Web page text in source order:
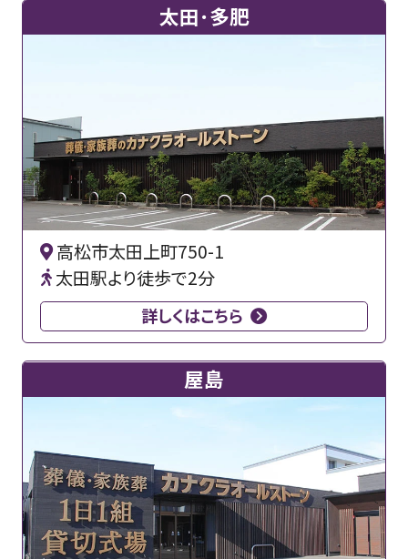
太田･多肥
高松市太田上町750-1
太田駅より徒歩で2分
詳しくはこちら
屋島